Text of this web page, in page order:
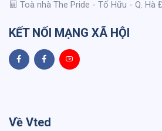
Toà nhà The Pride - Tố Hữu - Q. Hà
KẾT NỐI MẠNG XÃ HỘI
Về Vted